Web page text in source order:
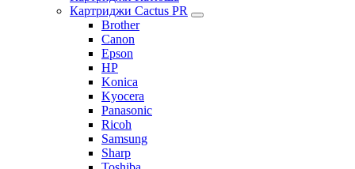
Картриджи Cactus PR
Brother
Canon
Epson
HP
Konica
Kyocera
Panasonic
Ricoh
Samsung
Sharp